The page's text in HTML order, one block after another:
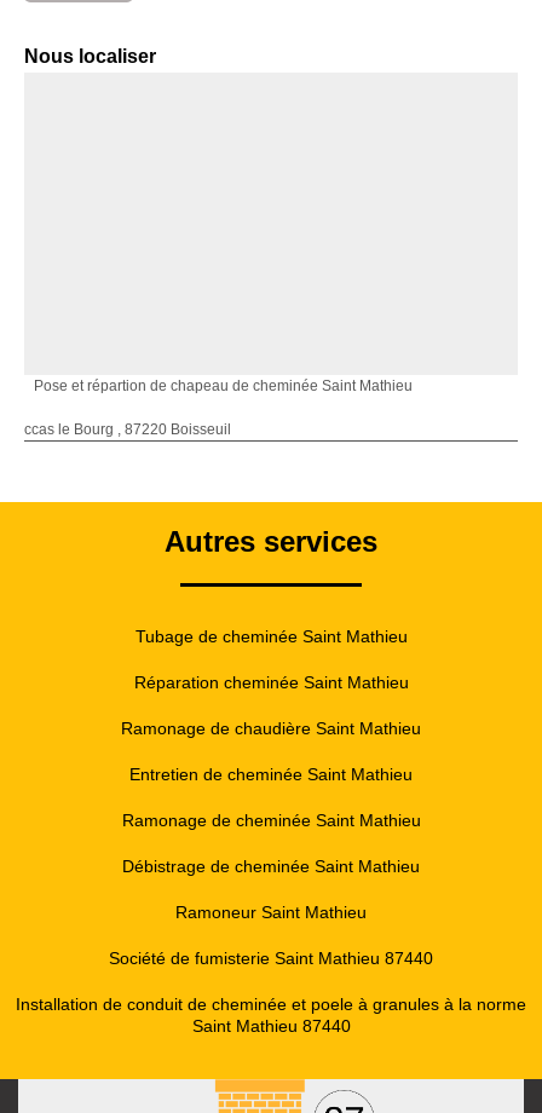
Nous localiser
Pose et répartion de chapeau de cheminée Saint Mathieu
ccas le Bourg , 87220 Boisseuil
Autres services
Tubage de cheminée Saint Mathieu
Réparation cheminée Saint Mathieu
Ramonage de chaudière Saint Mathieu
Entretien de cheminée Saint Mathieu
Ramonage de cheminée Saint Mathieu
Débistrage de cheminée Saint Mathieu
Ramoneur Saint Mathieu
Société de fumisterie Saint Mathieu 87440
Installation de conduit de cheminée et poele à granules à la norme
Saint Mathieu 87440